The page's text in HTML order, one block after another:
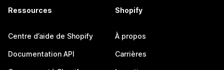
Ressources
Centre d’aide de Shopify
Documentation API
Shopify
À propos
Carrières